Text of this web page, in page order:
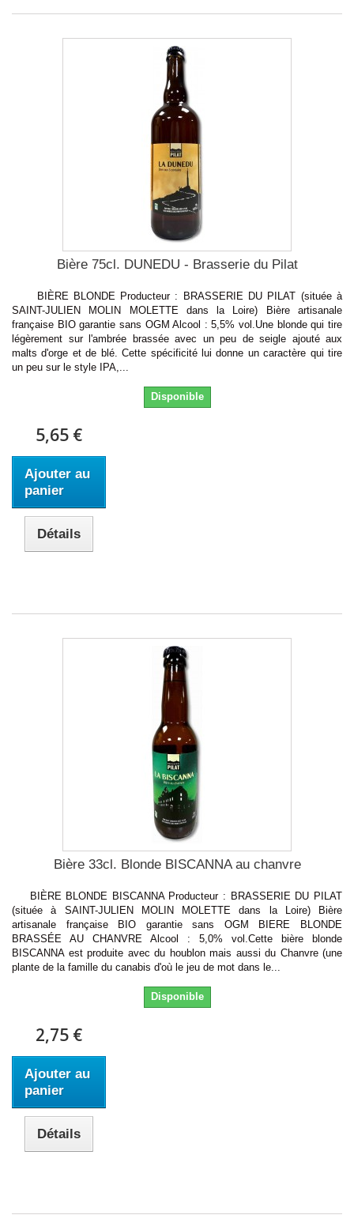
Bière 75cl. DUNEDU - Brasserie du Pilat
BIÈRE BLONDE Producteur : BRASSERIE DU PILAT (située à
SAINT-JULIEN MOLIN MOLETTE dans la Loire) Bière artisanale
française BIO garantie sans OGM Alcool : 5,5% vol.Une blonde qui tire
légèrement sur l'ambrée brassée avec un peu de seigle ajouté aux
malts d'orge et de blé. Cette spécificité lui donne un caractère qui tire
un peu sur le style IPA,...
Disponible
5,65 €
Ajouter au
panier
Détails
Bière 33cl. Blonde BISCANNA au chanvre
BIÈRE BLONDE BISCANNA Producteur : BRASSERIE DU PILAT
(située à SAINT-JULIEN MOLIN MOLETTE dans la Loire) Bière
artisanale française BIO garantie sans OGM BIERE BLONDE
BRASSÉE AU CHANVRE Alcool : 5,0% vol.Cette bière blonde
BISCANNA est produite avec du houblon mais aussi du Chanvre (une
plante de la famille du canabis d'où le jeu de mot dans le...
Disponible
2,75 €
Ajouter au
panier
Détails